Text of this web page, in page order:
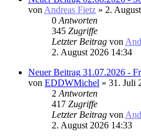
von Andreas Fietz » 2.
0 Antworten
345 Zugriffe
Letzter Beitrag von
2. August 2026 14:34
Neuer Beitrag 31.07.2026 -
von EDDWMichel » 31. Juli
2 Antworten
417 Zugriffe
Letzter Beitrag von
2. August 2026 14:33